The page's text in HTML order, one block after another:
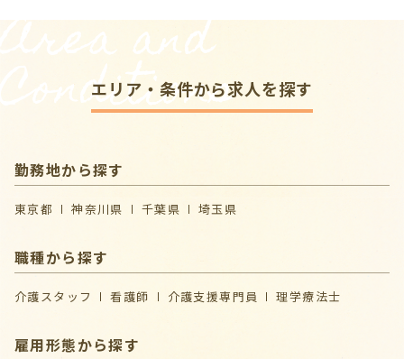
Area and
Conditions
エリア・条件から求人を探す
勤務地から探す
東京都 神奈川県 千葉県 埼玉県
職種から探す
介護スタッフ 看護師 介護支援専門員 理学療法士
雇用形態から探す